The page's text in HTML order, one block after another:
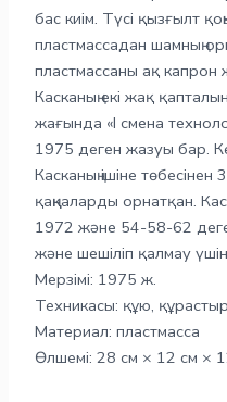
бас киім. Түсі қызғылт
пластмассадан шамның
пластмассаны ақ капрон
Касканың екі жақ
жағында «I смена
1975 деген жазуы бар.
Касканың ішіне
қаңқаларды орнатқан.
1972 және 54-58-62
және шешіліп қалмау
Мерзімі: 1975 ж.
Техникасы: құю,
Материал: пластмасса
Өлшемі: 28 см × 12 см ×